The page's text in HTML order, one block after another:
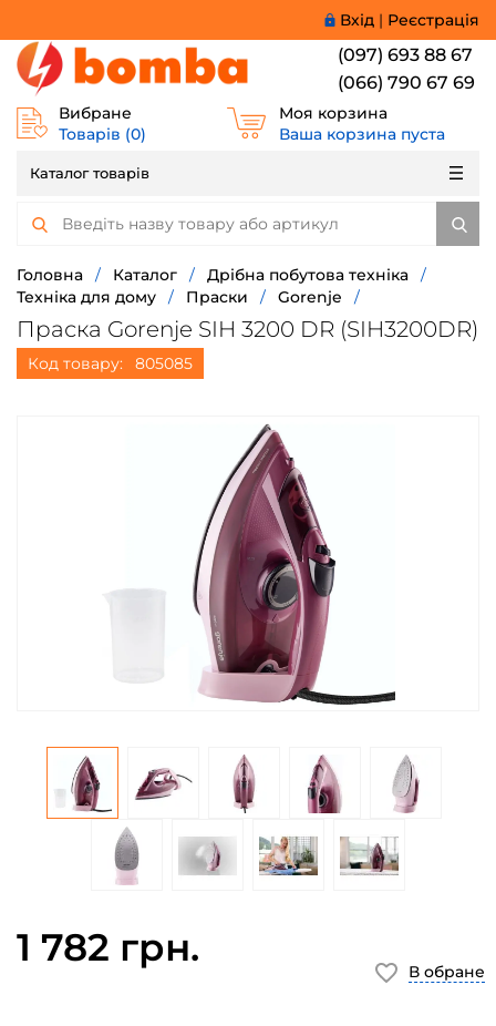
Вхід | Реєстрація
(097) 693 88 67
(066) 790 67 69
Вибране
Товарів (0)
Моя корзина
Ваша корзина пуста
Каталог товарів
Головна / Каталог / Дрібна побутова техніка
/
Техніка для дому
/ Праски / Gorenje /
Праска Gorenje SIH 3200 DR (SIH3200DR)
Код товару: 805085
1 782 грн.
В обране